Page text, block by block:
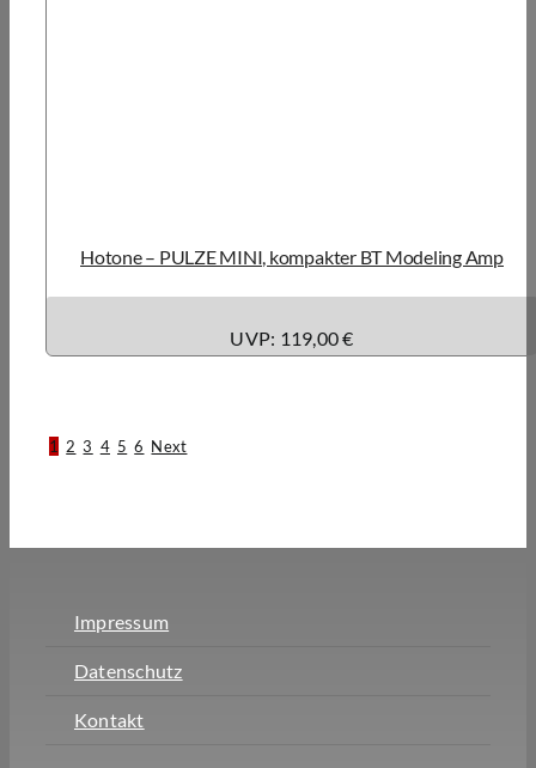
Hotone – PULZE MINI, kompakter BT Modeling Amp
UVP: 119,00 €
1 2 3 4 5 6 Next
Impressum
Datenschutz
Kontakt